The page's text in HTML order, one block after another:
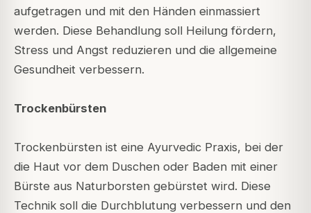
aufgetragen und mit den Händen einmassiert
werden. Diese Behandlung soll Heilung fördern,
Stress und Angst reduzieren und die allgemeine
Gesundheit verbessern.
Trockenbürsten
Trockenbürsten ist eine Ayurvedic Praxis, bei der
die Haut vor dem Duschen oder Baden mit einer
Bürste aus Naturborsten gebürstet wird. Diese
Technik soll die Durchblutung verbessern und den